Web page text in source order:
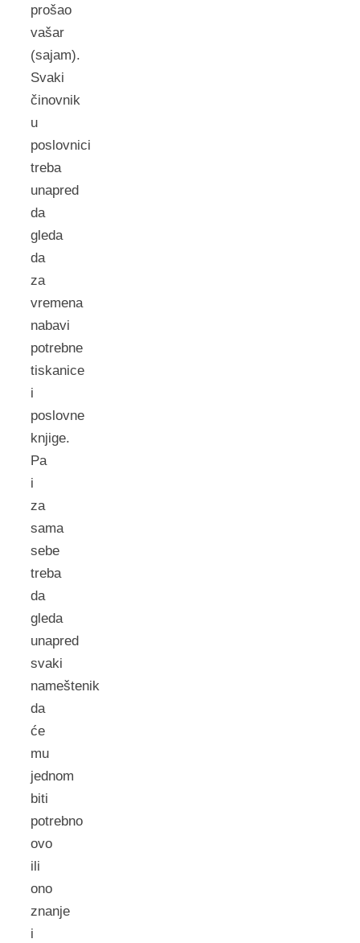
prošao
vašar
(sajam).
Svaki
činovnik
u
poslovnici
treba
unapred
da
gleda
da
za
vremena
nabavi
potrebne
tiskanice
i
poslovne
knjige.
Pa
i
za
sama
sebe
treba
da
gleda
unapred
svaki
nameštenik
da
će
mu
jednom
biti
potrebno
ovo
ili
ono
znanje
i